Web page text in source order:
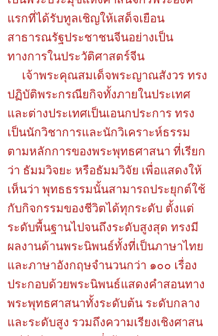
แรกที่ได้รับทูลเชิญให้เสด็จเยือน
สาธารณรัฐประชาชนจีนอย่างเป็น
ทางการในประวัติศาสตร์จีน
เจ้าพระคุณสมเด็จพระญาณสังวร ทรง
ปฏิบัติพระกรณียกิจทั้งภายในประเทศ
และต่างประเทศเป็นเอนกประการ ทรง
เป็นนักวิชาการและนักวิเคราะห์ธรรม
ตามหลักการของพระพุทธศาสนา ที่เรียก
ว่า ธัมมวิจยะ หรือธัมมวิจัย เพื่อแสดงให้
เห็นว่า พุทธธรรมนั้นสามารถประยุกต์ใช้
กับกิจกรรมของชีวิตได้ทุกระดับ ตั้งแต่
ระดับพื้นฐานไปจนถึงระดับสูงสุด ทรงมี
ผลงานด้านพระนิพนธ์ทั้งที่เป็นภาษาไทย
และภาษาอังกฤษจำนวนกว่า ๑๐๐ เรื่อง
ประกอบด้วยพระนิพนธ์แสดงคำสอนทาง
พระพุทธศาสนาทั้งระดับต้น ระดับกลาง
และระดับสูง รวมถึงความเรียงเชิงศาสน